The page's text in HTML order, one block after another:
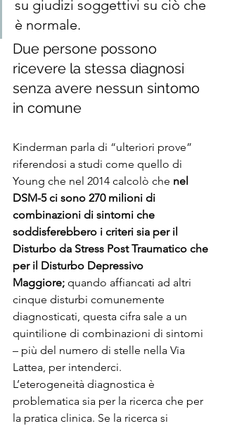
su giudizi soggettivi su ciò che
è normale.
Due persone possono
ricevere la stessa diagnosi
senza avere nessun sintomo
in comune
Kinderman parla di “ulteriori prove”
riferendosi a studi come quello di
Young che nel 2014 calcolò che nel
DSM-5 ci sono 270 milioni di
combinazioni di sintomi che
soddisferebbero i criteri sia per il
Disturbo da Stress Post Traumatico che
per il Disturbo Depressivo
Maggiore; quando affiancati ad altri
cinque disturbi comunemente
diagnosticati, questa cifra sale a un
quintilione di combinazioni di sintomi
– più del numero di stelle nella Via
Lattea, per intenderci.
L’eterogeneità diagnostica è
problematica sia per la ricerca che per
la pratica clinica. Se la ricerca si